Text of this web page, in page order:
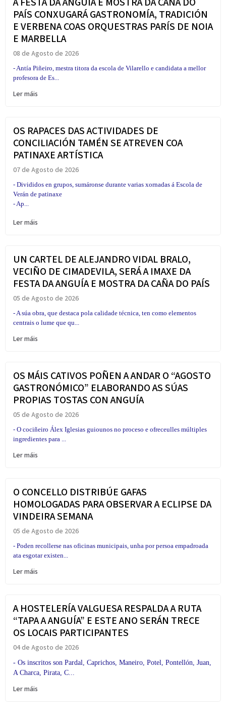
PAÍS CONXUGARÁ GASTRONOMÍA, TRADICIÓN
E VERBENA COAS ORQUESTRAS PARÍS DE NOIA
E MARBELLA
08 de Agosto de 2026
- Antía Piñeiro, mestra titora da escola de Vilarello e candidata a mellor
profesora de Es...
Ler máis
OS RAPACES DAS ACTIVIDADES DE
CONCILIACIÓN TAMÉN SE ATREVEN COA
PATINAXE ARTÍSTICA
07 de Agosto de 2026
- Divididos en grupos, sumáronse durante varias xornadas á Escola de
Verán de patinaxe
- Ap...
Ler máis
UN CARTEL DE ALEJANDRO VIDAL BRALO,
VECIÑO DE CIMADEVILA, SERÁ A IMAXE DA
FESTA DA ANGUÍA E MOSTRA DA CAÑA DO PAÍS
05 de Agosto de 2026
- A súa obra, que destaca pola calidade técnica, ten como elementos
centrais o lume que qu...
Ler máis
OS MÁIS CATIVOS POÑEN A ANDAR O “AGOSTO
GASTRONÓMICO” ELABORANDO AS SÚAS
PROPIAS TOSTAS CON ANGUÍA
05 de Agosto de 2026
- O cociñeiro Álex Iglesias guiounos no proceso e ofreceulles múltiples
ingredientes para ...
Ler máis
O CONCELLO DISTRIBÚE GAFAS
HOMOLOGADAS PARA OBSERVAR A ECLIPSE DA
VINDEIRA SEMANA
05 de Agosto de 2026
- Poden recollerse nas oficinas municipais, unha por persoa empadroada
ata esgotar existen...
Ler máis
A HOSTELERÍA VALGUESA RESPALDA A RUTA
“TAPA A ANGUÍA” E ESTE ANO SERÁN TRECE
OS LOCAIS PARTICIPANTES
04 de Agosto de 2026
- Os inscritos son Pardal, Caprichos, Maneiro, Potel, Pontellón, Juan,
A Charca, Pirata, C...
Ler máis